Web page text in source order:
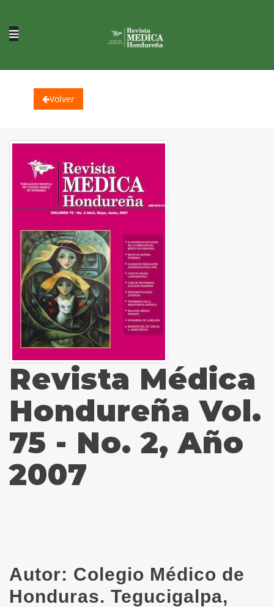
Volver
Revista Médica
Hondureña Vol.
75 - No. 2, Año
2007
Autor: Colegio Médico de
Honduras. Tegucigalpa,